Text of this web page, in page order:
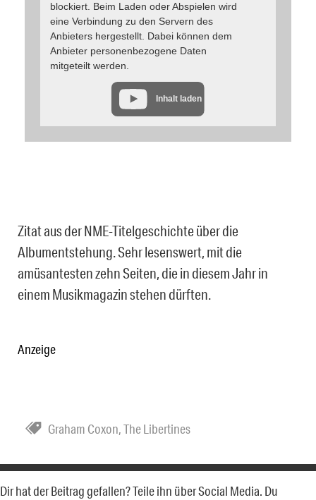
blockiert. Beim Laden oder Abspielen wird
eine Verbindung zu den Servern des
Anbieters hergestellt. Dabei können dem
Anbieter personenbezogene Daten
mitgeteilt werden.
Inhalt laden
Zitat aus der NME-Titelgeschichte über die
Albumentstehung. Sehr lesenswert, mit die
amüsantesten zehn Seiten, die in diesem Jahr in
einem Musikmagazin stehen dürften.
Anzeige
Graham Coxon,The Libertines
Dir hat der Beitrag gefallen? Teile ihn über Social Media. Du